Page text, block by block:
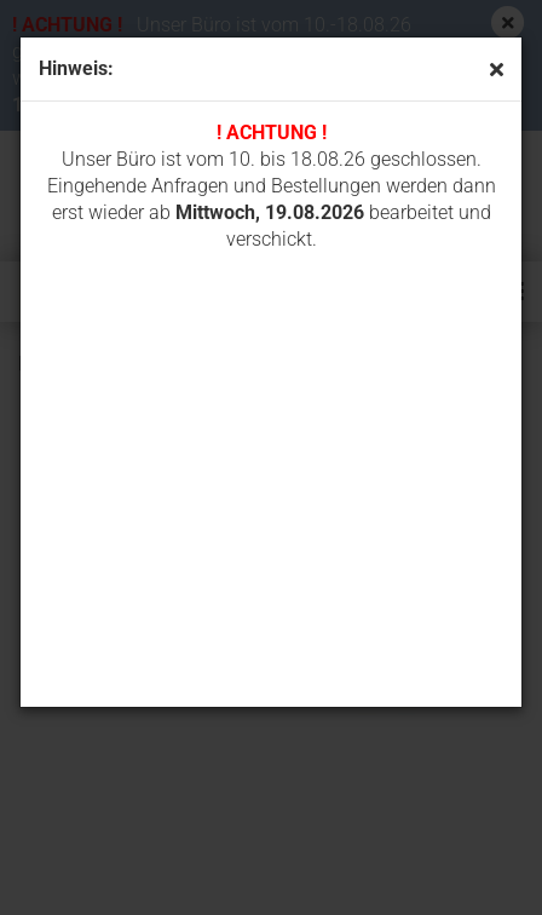
Hinweis:
! ACHTUNG !
Unser Büro ist vom 10. bis 18.08.26 geschlossen.
Eingehende Anfragen und Bestellungen werden dann
erst wieder ab Mittwoch, 19.08.2026bearbeitet und
verschickt.
! ACHTUNG !
Unser Büro ist vom 10.-18.08.26
werden dann erst wieder ab
19.08.2026bearbeitet und verschickt.